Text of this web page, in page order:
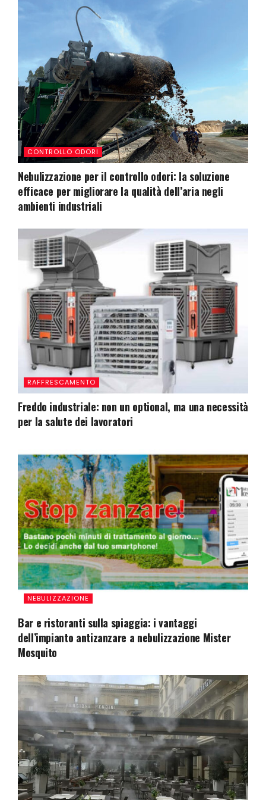
CONTROLLO ODORI
Nebulizzazione per il controllo odori: la soluzione
efficace per migliorare la qualità dell’aria negli
ambienti industriali
RAFFRESCAMENTO
Freddo industriale: non un optional, ma una necessità
per la salute dei lavoratori
NEBULIZZAZIONE
Bar e ristoranti sulla spiaggia: i vantaggi
dell’impianto antizanzare a nebulizzazione Mister
Mosquito